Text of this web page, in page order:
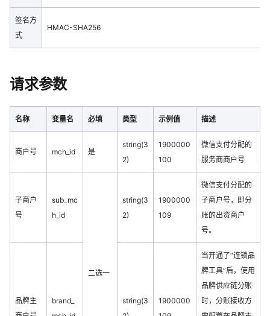
签名方
式
HMAC-SHA256
请求参数
名称 变量名 必填 类型 示例值 描述
商户号 mch_id 是
string(3
2)
1900000
100
微信支付分配的
服务商商户号
子商户
号
sub_mc
h_id
二选一
string(3
2)
1900000
109
微信支付分配的
子商户号，即分
账的出资商户
号。
品牌主
brand_
string(3
1900000
当开通了“连锁品
牌工具”后，使用
品牌供应链分账
时，分账接收方